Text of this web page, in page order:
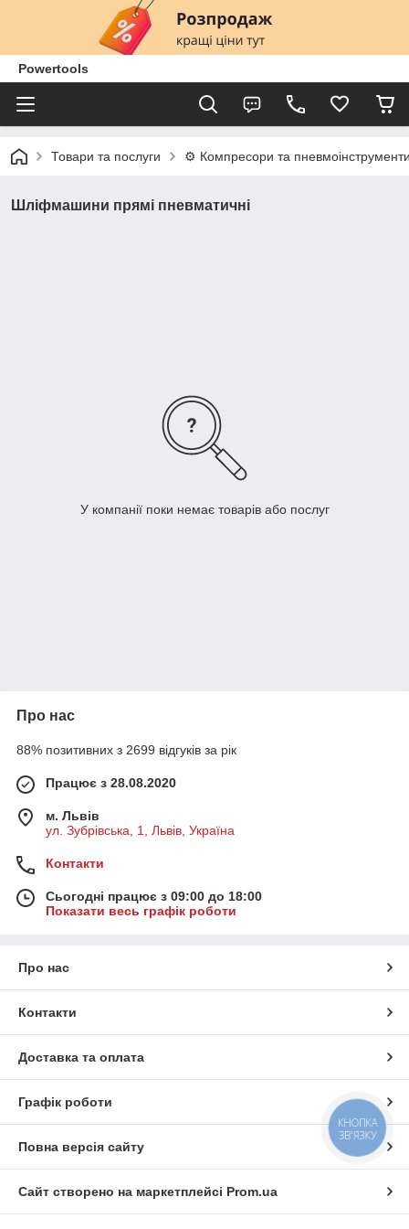
Powertools
Товари та послуги ⚙️ Компресори та
Шліфмашини прямі пневматичні
У компанії поки немає товарів або послуг
Про нас
88% позитивних з 2699 відгуків за рік
Працює з 28.08.2020
м. Львів
ул. Зубрівська, 1, Львів, Україна
Контакти
Сьогодні працює з 09:00 до 18:00
Показати весь графік роботи
Про нас
Контакти
Доставка та оплата
Графік роботи
Повна версія сайту
Сайт створено на маркетплейсі Prom.ua
КНОПКА
ЗВ'ЯЗКУ